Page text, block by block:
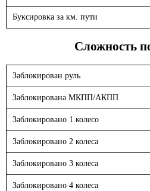
Буксировка за км. пути
Сложность
Заблокирован руль
Заблокирована МКПП/АКПП
Заблокировано 1 колесо
Заблокировано 2 колеса
Заблокировано 3 колеса
Заблокировано 4 колеса